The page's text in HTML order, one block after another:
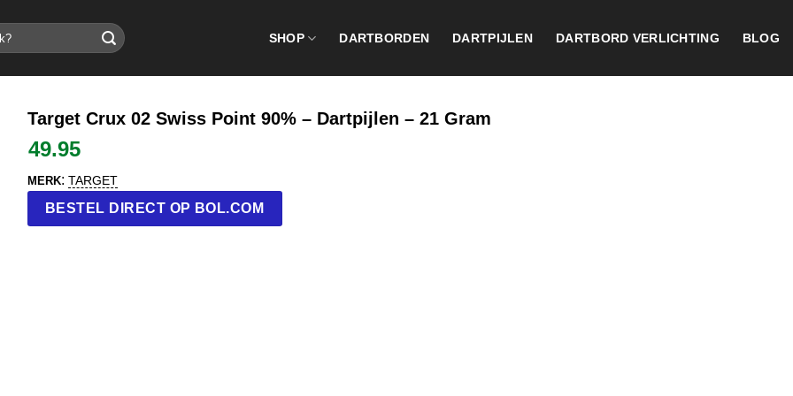
SHOP DARTBORDEN DARTPIJLEN DARTBORD VERLICHTING BLOG
Target Crux 02 Swiss Point 90% – Dartpijlen – 21 Gram
49.95
MERK: TARGET
BESTEL DIRECT OP BOL.COM